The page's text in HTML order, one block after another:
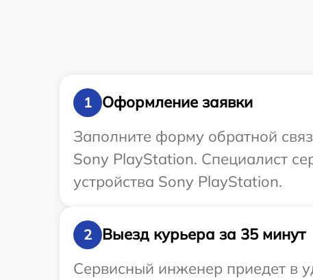
1
Оформление заявки
Заполните форму обратной
Sony PlayStation. Специалист
устройства Sony PlayStation.
2
Выезд курьера за 35 минут
Сервисный инженер приедет в